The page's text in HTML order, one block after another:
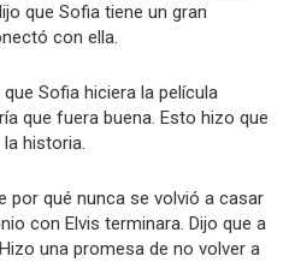
que Sofia tiene un gran
con ella.
Sofia hiciera la película
que fuera buena. Esto hizo que
historia.
por qué nunca se volvió a casar
con Elvis terminara. Dijo que a
una promesa de no volver a